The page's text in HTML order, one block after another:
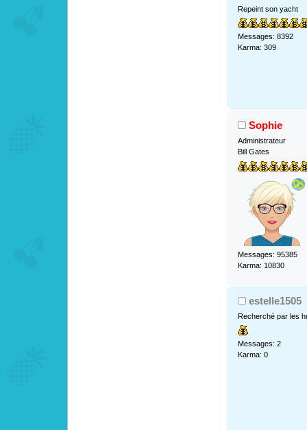
Repeint son yacht
Messages: 8392
Karma: 309
Sophie
Administrateur
Bill Gates
Messages: 95385
Karma: 10830
estelle1505
Recherché par les
Messages: 2
Karma: 0